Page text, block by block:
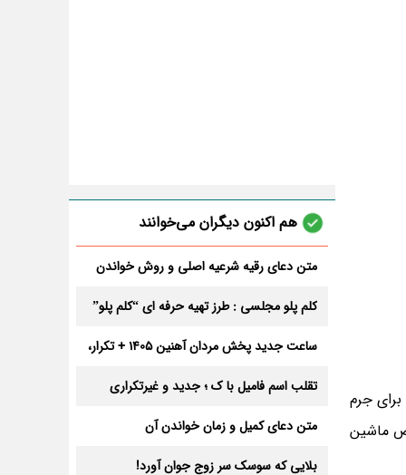
جرم
ماشین
هم اکنون دیگران می‌خوانند
متن دعای رقیه شرعیه اصلی و روش خواندن
کلم پلو مجلسی : طرز تهیه حرفه ای “کلم پلو”
ساعت جدید پخش مردان آهنین 1405 + تکرار،
تقلب اسم فامیل با ک ؛ جدید و غیرتکراری
متن دعای کمیل و زمان خواندن آن
بلایی که سوسک سر زوج جوان آورد!